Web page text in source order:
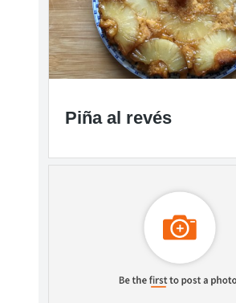
Piña al revés